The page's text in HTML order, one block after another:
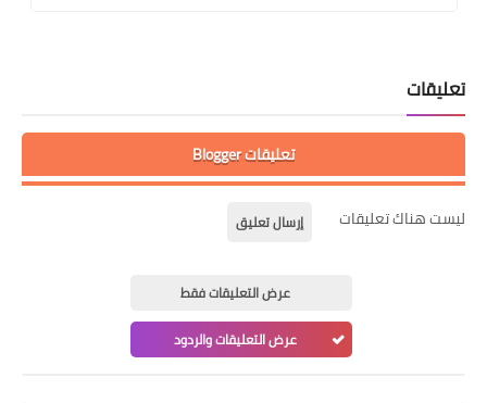
تعليقات
تعليقات Blogger
ليست هناك تعليقات إرسال تعليق
عرض التعليقات فقط
عرض التعليقات والردود